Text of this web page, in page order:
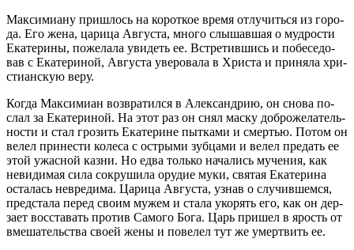
Мак­си­ми­а­ну при­шлось на ко­рот­кое вре­мя от­лу­чить­ся из го­ро­
да. Его же­на, ца­ри­ца Ав­гу­ста, мно­го слы­шав­шая о муд­ро­сти
Ека­те­ри­ны, по­же­ла­ла уви­деть ее. Встре­тив­шись и по­бе­се­до­
вав с Ека­те­ри­ной, Ав­гу­ста уве­ро­ва­ла в Хри­ста и при­ня­ла хри­
сти­ан­скую ве­ру.
Ко­гда Мак­си­ми­ан воз­вра­тил­ся в Алек­сан­дрию, он сно­ва по­
слал за Ека­те­ри­ной. На этот раз он снял мас­ку доб­ро­же­ла­тель­
но­сти и стал гро­зить Ека­те­рине пыт­ка­ми и смер­тью. По­том он
ве­лел при­не­сти ко­ле­са с ост­ры­ми зуб­ца­ми и ве­лел пре­дать ее
этой ужас­ной каз­ни. Но ед­ва толь­ко на­ча­лись му­че­ния, как
неви­ди­мая си­ла со­кру­ши­ла ору­дие му­ки, свя­тая Ека­те­ри­на
оста­лась невре­ди­ма. Ца­ри­ца Ав­гу­ста, узнав о слу­чив­шем­ся,
пред­ста­ла пе­ред сво­им му­жем и ста­ла уко­рять его, как он дер­
за­ет вос­ста­вать про­тив Са­мо­го Бо­га. Царь при­шел в ярость от
вме­ша­тель­ства сво­ей же­ны и по­ве­лел тут же умерт­вить ее.